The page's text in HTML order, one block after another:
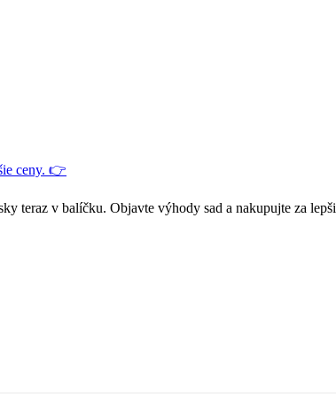
ceny. 👉
teraz v balíčku. Objavte výhody sad a nakupujte za